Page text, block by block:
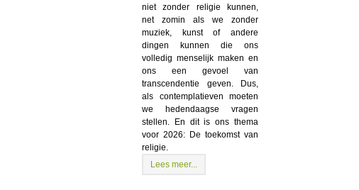
niet zonder religie kunnen,
net zomin als we zonder
muziek, kunst of andere
dingen kunnen die ons
volledig menselijk maken en
ons een gevoel van
transcendentie geven. Dus,
als contemplatieven moeten
we hedendaagse vragen
stellen. En dit is ons thema
voor 2026: De toekomst van
religie.
Lees meer...